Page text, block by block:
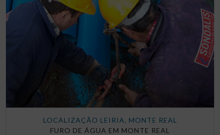
LOCALIZAÇÃO LEIRIA, MONTE REAL
FURO DE ÁGUA EM MONTE REAL